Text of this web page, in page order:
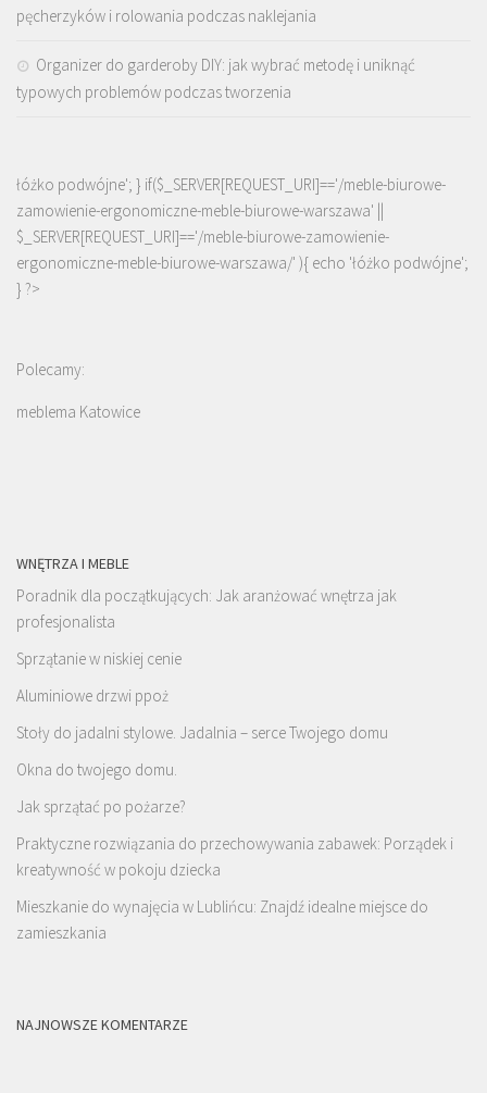
pęcherzyków i rolowania podczas naklejania
Organizer do garderoby DIY: jak wybrać metodę i uniknąć
typowych problemów podczas tworzenia
łóżko podwójne'; } if($_SERVER[REQUEST_URI]=='/meble-biurowe-
zamowienie-ergonomiczne-meble-biurowe-warszawa' ||
$_SERVER[REQUEST_URI]=='/meble-biurowe-zamowienie-
ergonomiczne-meble-biurowe-warszawa/' ){ echo 'łóżko podwójne';
} ?>
Polecamy:
meblema Katowice
WNĘTRZA I MEBLE
Poradnik dla początkujących: Jak aranżować wnętrza jak
profesjonalista
Sprzątanie w niskiej cenie
Aluminiowe drzwi ppoż
Stoły do jadalni stylowe. Jadalnia – serce Twojego domu
Okna do twojego domu.
Jak sprzątać po pożarze?
Praktyczne rozwiązania do przechowywania zabawek: Porządek i
kreatywność w pokoju dziecka
Mieszkanie do wynajęcia w Lublińcu: Znajdź idealne miejsce do
zamieszkania
NAJNOWSZE KOMENTARZE